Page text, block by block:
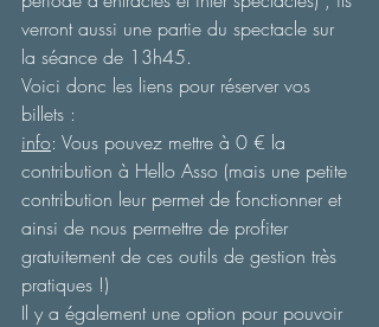
verront aussi une partie du spectacle sur
la séance de 13h45.
Voici donc les liens pour réserver vos
billets :
info: Vous pouvez mettre à 0 € la
contribution à Hello Asso (mais une petite
contribution leur permet de fonctionner et
ainsi de nous permettre de profiter
gratuitement de ces outils de gestion très
pratiques !)
Il y a également une option pour pouvoir